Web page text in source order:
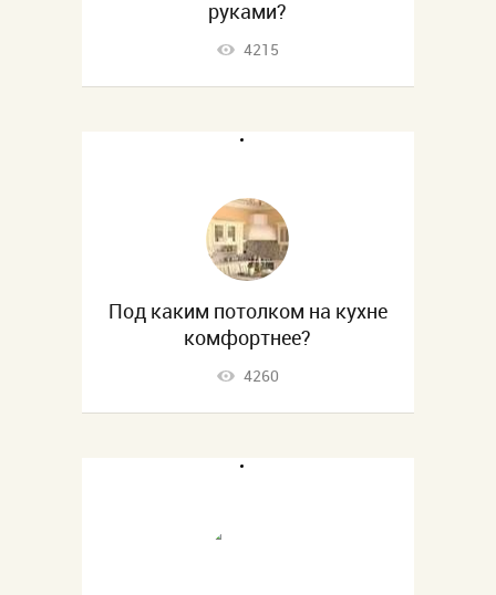
руками?
4215
Под каким потолком на кухне
комфортнее?
4260